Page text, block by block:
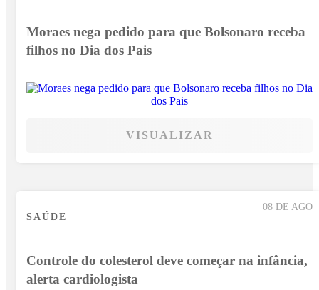
Moraes nega pedido para que Bolsonaro receba
filhos no Dia dos Pais
VISUALIZAR
08 DE AGO
SAÚDE
Controle do colesterol deve começar na infância,
alerta cardiologista